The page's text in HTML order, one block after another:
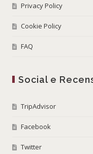
Privacy Policy
Cookie Policy
FAQ
Social e
TripAdvisor
Facebook
Twitter